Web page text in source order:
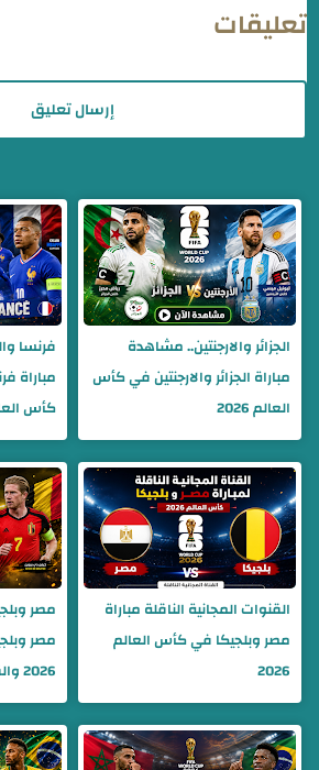
تعليقات
إرسال تعليق
الجزائر والارجنتين.. مشاهدة
مباراة الجزائر والارجنتين في كأس
العالم 2026
فرنسا
مباراة
كأس العالم
القنوات المجانية الناقلة مباراة
مصر وبلجيكا في كأس العالم
2026
مصر
مصر
2026 والقناة المجانية الناقلة